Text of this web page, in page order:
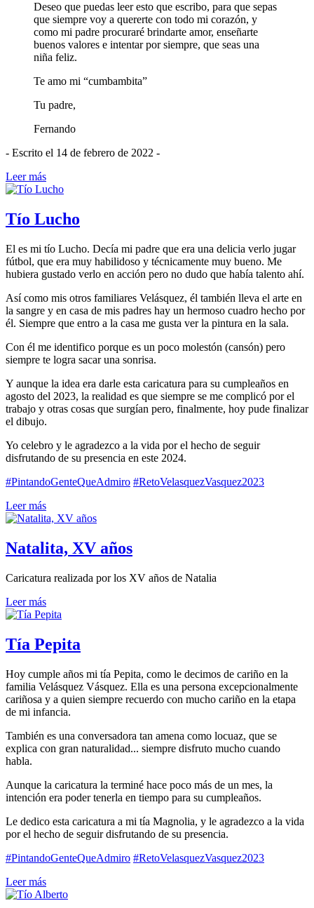
Deseo que puedas leer esto que escribo, para que sepas
que siempre voy a quererte con todo mi corazón, y
como mi padre procuraré brindarte amor, enseñarte
buenos valores e intentar por siempre, que seas una
niña feliz.
Te amo mi “cumbambita”
Tu padre,
Fernando
- Escrito el 14 de febrero de 2022 -
Leer más
Tío Lucho
El es mi tío Lucho. Decía mi padre que era una delicia verlo jugar
fútbol, que era muy habilidoso y técnicamente muy bueno. Me
hubiera gustado verlo en acción pero no dudo que había talento ahí.
Así como mis otros familiares Velásquez, él también lleva el arte en
la sangre y en casa de mis padres hay un hermoso cuadro hecho por
él. Siempre que entro a la casa me gusta ver la pintura en la sala.
Con él me identifico porque es un poco molestón (cansón) pero
siempre te logra sacar una sonrisa.
Y aunque la idea era darle esta caricatura para su cumpleaños en
agosto del 2023, la realidad es que siempre se me complicó por el
trabajo y otras cosas que surgían pero, finalmente, hoy pude finalizar
el dibujo.
Yo celebro y le agradezco a la vida por el hecho de seguir
disfrutando de su presencia en este 2024.
#PintandoGenteQueAdmiro #RetoVelasquezVasquez2023
Leer más
Natalita, XV años
Caricatura realizada por los XV años de Natalia
Leer más
Tía Pepita
Hoy cumple años mi tía Pepita, como le decimos de cariño en la
familia Velásquez Vásquez. Ella es una persona excepcionalmente
cariñosa y a quien siempre recuerdo con mucho cariño en la etapa
de mi infancia.
También es una conversadora tan amena como locuaz, que se
explica con gran naturalidad... siempre disfruto mucho cuando
habla.
Aunque la caricatura la terminé hace poco más de un mes, la
intención era poder tenerla en tiempo para su cumpleaños.
Le dedico esta caricatura a mi tía Magnolia, y le agradezco a la vida
por el hecho de seguir disfrutando de su presencia.
#PintandoGenteQueAdmiro #RetoVelasquezVasquez2023
Leer más